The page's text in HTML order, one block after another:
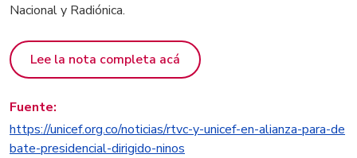
Nacional y Radiónica.
Lee la nota completa acá
Fuente:
https://unicef.org.co/noticias/rtvc-y-unicef-en-alianza-para-de
bate-presidencial-dirigido-ninos